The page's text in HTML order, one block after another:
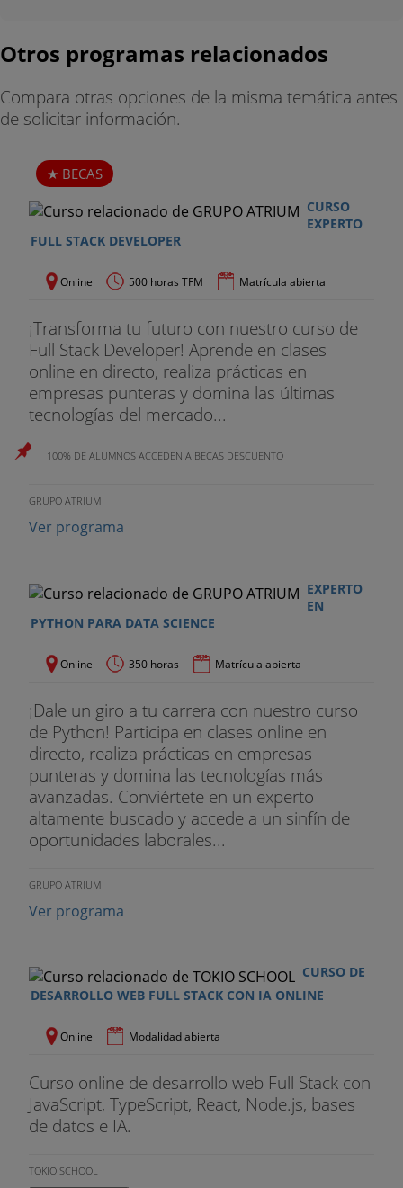
- “Seteo” de cabeceras, generando respuestas
- Manejo de errores y excepciones
MÓDULO 6: DISEÑO Y DESARROLLO DE API
- ¿Qué es una API?
- API First
- Comprendiendo las entidades
- RESTFull API y verbos HTTP
- Códigos de estado HTTP
- Swagger
- Testing de API con Postman
- Introducción a bases de datos MySQL
- MongoDB
- Modelo relacional frente a no relacional
- Compass como Cliente UI
- Integración de MongoDB y NodeJS con
Mongoose
- Schemas en MongoDB
- Operaciones CRUD en MongoDB desde NodeJS
MÓDULO 8: DEVOPS
- Introducción a DevOps y Docker
- Docker Compose
- Integración continua con GitHub Actions
MÓDULO 9: DESARROLLO WEB
- Introducción a HTML y CSS
- Maquetación de layouts con Flexbox y Grid
Custom
- Preprocesamiento de CSS con Sass
Otros programas relacionados
Compara otras opciones de la misma temática antes
de solicitar información.
BECAS
CURSO
EXPERTO
FULL STACK DEVELOPER
Online 500 horas TFM Matrícula abierta
¡Transforma tu futuro con nuestro curso de
Full Stack Developer! Aprende en clases
online en directo, realiza prácticas en
empresas punteras y domina las últimas
tecnologías del mercado...
100% DE ALUMNOS ACCEDEN A BECAS DESCUENTO
GRUPO ATRIUM
Ver programa
EXPERTO
EN
PYTHON PARA DATA SCIENCE
Online 350 horas Matrícula abierta
¡Dale un giro a tu carrera con nuestro curso
de Python! Participa en clases online en
directo, realiza prácticas en empresas
punteras y domina las tecnologías más
avanzadas. Conviértete en un experto
altamente buscado y accede a un sinfín de
oportunidades laborales...
GRUPO ATRIUM
Ver programa
CURSO DE
DESARROLLO WEB FULL STACK CON IA ONLINE
Online Modalidad abierta
Curso online de desarrollo web Full Stack con
JavaScript, TypeScript, React, Node.js, bases
de datos e IA.
TOKIO SCHOOL